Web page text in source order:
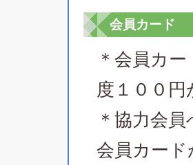
会員カード
＊会員カ
度１００
＊協力会
会員カー